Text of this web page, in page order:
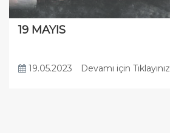
19 MAYIS
19.05.2023 Devamı için Tıklayınız